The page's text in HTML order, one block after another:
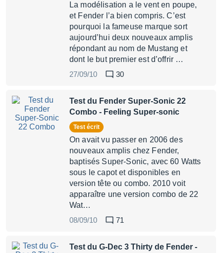
La modélisation a le vent en poupe,
et Fender l’a bien compris. C’est
pourquoi la fameuse marque sort
aujourd’hui deux nouveaux amplis
répondant au nom de Mustang et
dont le but premier est d’offrir …
27/09/10
30
Test du Fender Super-Sonic 22
Combo - Feeling Super-sonic
Test écrit
On avait vu passer en 2006 des
nouveaux amplis chez Fender,
baptisés Super-Sonic, avec 60 Watts
sous le capot et disponibles en
version tête ou combo. 2010 voit
apparaître une version combo de 22
Wat…
08/09/10
71
Test du G-Dec 3 Thirty de Fender -